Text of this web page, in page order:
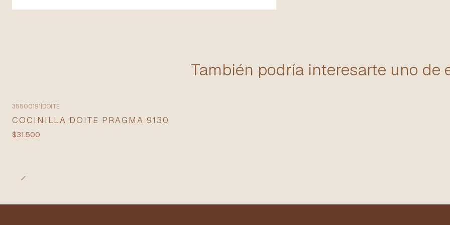
También podría interesarte uno de
35500191 DOITE
COCINILLA DOITE PRAGMA 9130
$31.500